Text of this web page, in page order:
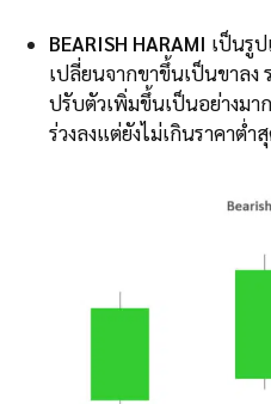
BEARISH HARAMI เป็นรู
เปลี่ยนจากขาขึ้นเป็นขาลง
ปรับตัวเพิ่มขึ้นเป็นอย่างมา
ร่วงลงแต่ยังไม่เกินราคาต่